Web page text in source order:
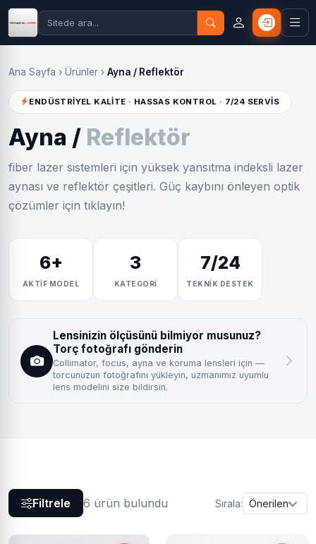
Ana Sayfa › Ürünler › Ayna / Reflektör
ENDÜSTRİYEL KALİTE · HASSAS KONTROL · 7/24 SERVİS
Ayna / Reflektör
fiber lazer sistemleri için yüksek yansıtma indeksli lazer
aynası ve reflektör çeşitleri. Güç kaybını önleyen optik
çözümler için tıklayın!
6+
AKTİF MODEL
3
KATEGORİ
7/24
TEKNİK DESTEK
Lensinizin ölçüsünü bilmiyor musunuz?
Torç fotoğrafı gönderin
Collimator, focus, ayna ve koruma lensleri için —
torcunuzun fotoğrafını yükleyin, uzmanımız uyumlu
lens modelini size bildirsin.
Filtrele 6 ürün bulundu Sırala: Önerilen